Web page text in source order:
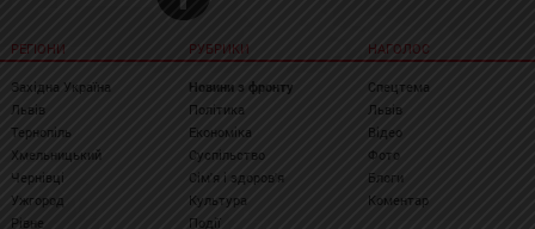
РЕГІОНИ
Західна Україна
Львів
Тернопіль
Хмельницький
Чернівці
Ужгород
Рівне
РУБРИКИ
Новини з фронту
Політика
Економіка
Суспільство
Сім'я і здоров'я
Культура
Події
НАГОЛОС
Спецтема
Львів
Відео
Фото
Блоги
Коментар